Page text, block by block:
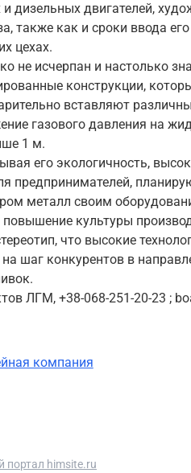
дизельных двигателей,
также как и сроки ввода
цехах.
не исчерпан и настолько
конструкции,
вставляют
газового давления на
1 м.
его экологичность,
предпринимателей,
металл своим
культуры
что высокие
шаг конкурентов в
ЛГМ, +38-068-251-20-23 ;
компания
портал himsite.ru